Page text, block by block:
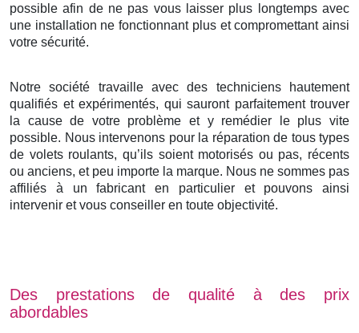
possible afin de ne pas vous laisser plus longtemps avec
une installation ne fonctionnant plus et compromettant ainsi
votre sécurité.
Notre société travaille avec des techniciens hautement
qualifiés et expérimentés, qui sauront parfaitement trouver
la cause de votre problème et y remédier le plus vite
possible. Nous intervenons pour la réparation de tous types
de volets roulants, qu’ils soient motorisés ou pas, récents
ou anciens, et peu importe la marque. Nous ne sommes pas
affiliés à un fabricant en particulier et pouvons ainsi
intervenir et vous conseiller en toute objectivité.
Des prestations de qualité à des prix
abordables